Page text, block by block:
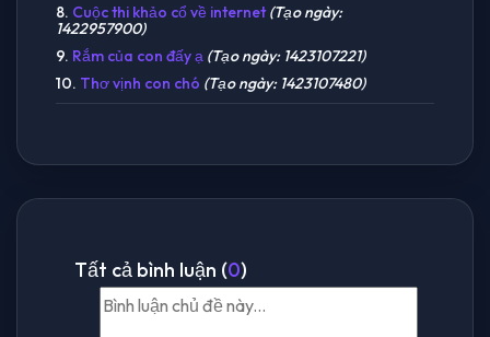
8. Cuộc thi khảo cổ về internet (Tạo ngày:
1422957900)
9. Rắm của con đấy ạ (Tạo ngày: 1423107221)
10. Thơ vịnh con chó (Tạo ngày: 1423107480)
Tất cả bình luận (0)